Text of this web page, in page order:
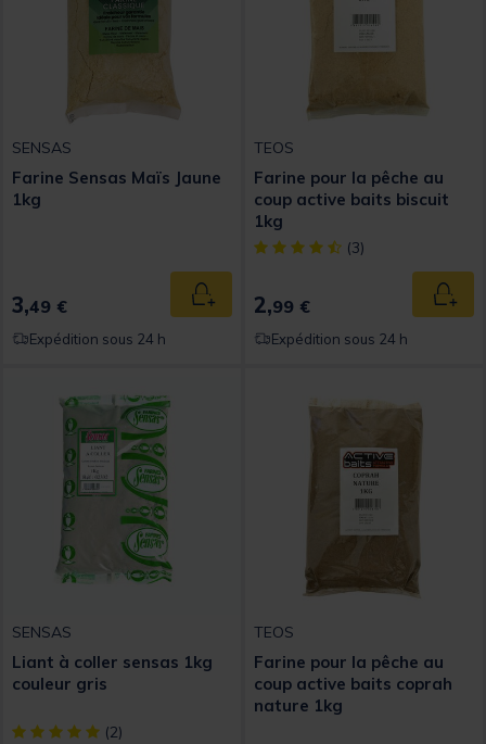
SENSAS
Farine Sensas Maïs Jaune
1kg
3,49 € Ajouter au panier
Expédition sous 24 h
TEOS
Farine pour la pêche au
coup active baits biscuit
1kg
[object Object] out of 5
(3)
2,99 €
Expédition sous 24 h
SENSAS
Liant à coller sensas 1kg
couleur gris
[object Object] out of 5 Customer Rating
(2)
TEOS
Farine pour la pêche au
coup active baits coprah
nature 1kg